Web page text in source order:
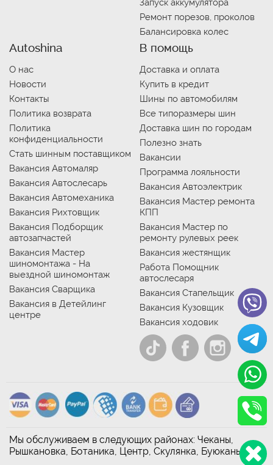
Запуск аккумулятора
Ремонт порезов, проколов
Балансировка колес
Autoshina
О нас
Новости
Контакты
Политика возврата
Политика
конфиденциальности
Стать шинным поставщиком
Вакансия Автомаляр
Вакансия Автослесарь
Вакансия Автомеханика
Вакансия Рихтовщик
Вакансия Подборщик
автозапчастей
Вакансия Мастер
шиномонтажа - На
выездной шиномонтаж
Вакансия Сварщика
Вакансия в Детейлинг
центре
В помощь
Доставка и оплата
Купить в кредит
Шины по автомобилям
Все типоразмеры шин
Доставка шин по городам
Полезно знать
Вакансии
Программа лояльности
Вакансия Автоэлектрик
Вакансия Мастер ремонта
КПП
Вакансия Мастер по
ремонту рулевых реек
Вакансия жестянщик
Работа Помощник
автослесаря
Вакансия Стапельщик
Вакансия Кузовщик
Вакансия ходовик
Мы обслуживаем в следующих районах: Чеканы,
Рышкановка, Ботаника, Центр, Скулянка, Буюканы